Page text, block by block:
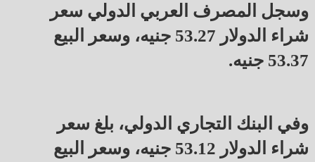
وسجل المصرف العربي الدولي سعر
شراء الدولار 53.27 جنيه، وسعر البيع
53.37 جنيه.
وفي البنك التجاري الدولي، بلغ سعر
شراء الدولار 53.12 جنيه، وسعر البيع